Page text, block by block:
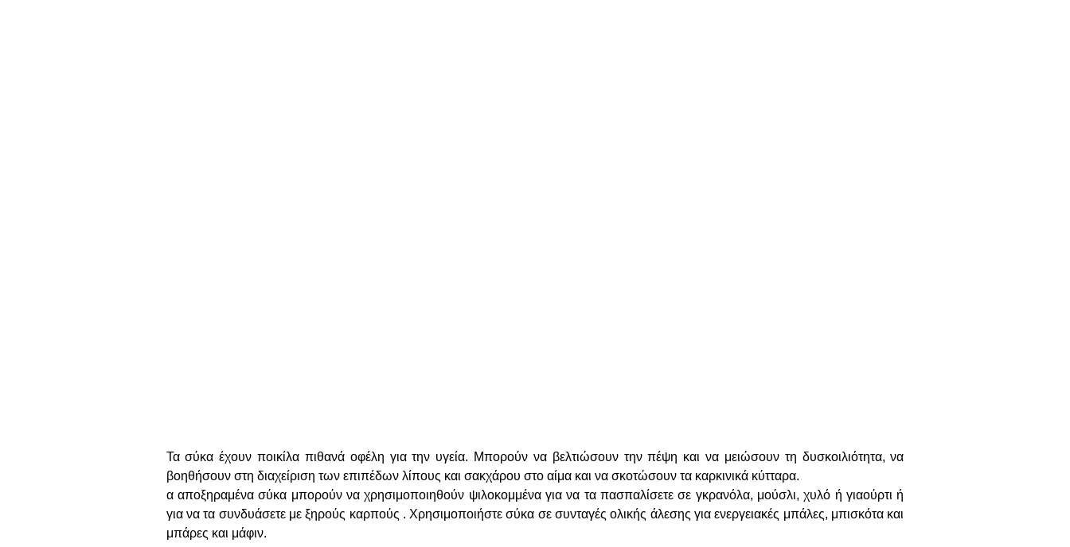
Τα σύκα έχουν ποικίλα πιθανά οφέλη για την υγεία. Μπορούν να βελτιώσουν την πέψη και να μειώσουν τη δυσκοιλιότητα, να
βοηθήσουν στη διαχείριση των επιπέδων λίπους και σακχάρου στο αίμα και να σκοτώσουν τα καρκινικά κύτταρα.
α αποξηραμένα σύκα μπορούν να χρησιμοποιηθούν ψιλοκομμένα για να τα πασπαλίσετε σε γκρανόλα, μούσλι, χυλό ή γιαούρτι ή
για να τα συνδυάσετε με ξηρούς καρπούς . Χρησιμοποιήστε σύκα σε συνταγές ολικής άλεσης για ενεργειακές μπάλες, μπισκότα και
μπάρες και μάφιν.